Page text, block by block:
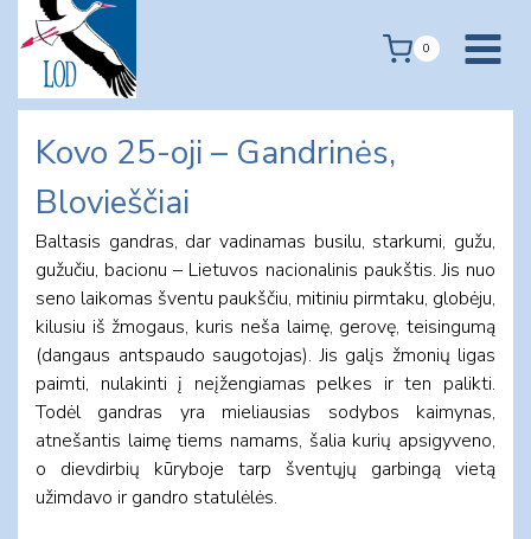
content
0
Kovo 25-oji – Gandrinės,
Blovieščiai
Baltasis gandras, dar vadinamas busilu, starkumi, gužu,
gužučiu, bacionu – Lietuvos nacionalinis paukštis. Jis nuo
seno laikomas šventu paukščiu, mitiniu pirmtaku, globėju,
kilusiu iš žmogaus, kuris neša laimę, gerovę, teisingumą
(dangaus antspaudo saugotojas). Jis galįs žmonių ligas
paimti, nulakinti į neįžengiamas pelkes ir ten palikti.
Todėl gandras yra mieliausias sodybos kaimynas,
atnešantis laimę tiems namams, šalia kurių apsigyveno,
o dievdirbių kūryboje tarp šventųjų garbingą vietą
užimdavo ir gandro statulėlės.